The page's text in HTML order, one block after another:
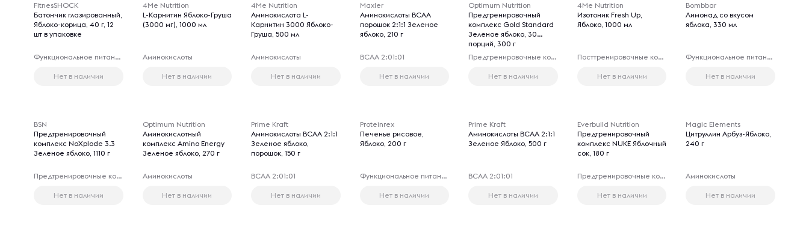
FitnesSHOCK
Батончик глазированный,
Яблоко-корица, 40 г, 12
шт в упаковке
Функциональное питание
Нет в наличии
4Me Nutrition
L-Карнитин Яблоко-Груша
(3000 мг), 1000 мл
Аминокислоты
Нет в наличии
4Me Nutrition
Аминокислота L-
Карнитин 3000 Яблоко-
Груша, 500 мл
Аминокислоты
Нет в наличии
Maxler
Аминокислоты BCAA
порошок 2:1:1 Зеленое
яблоко, 210 г
ВСАА 2:01:01
Нет в наличии
Optimum Nutrition
Предтренировочный
комплекс Gold Standard
Зеленое яблоко, 30
порций, 300 г
Предтренировочные комплексы
Нет в наличии
4Me Nutrition
Изотоник Fresh Up,
Яблоко, 1000 мл
Посттренировочные комплексы
Нет в наличии
Bombbar
Лимонад со вкусом
яблока, 330 мл
Функциональное питание
Нет в наличии
BSN
Предтренировочный
комплекс NoXplode 3.3
Зеленое яблоко, 1110 г
Предтренировочные комплексы
Нет в наличии
Optimum Nutrition
Аминокислотный
комплекс Amino Energy
Зеленое яблоко, 270 г
Аминокислоты
Нет в наличии
Prime Kraft
Аминокислоты BCAA 2:1:1
Зеленое яблоко,
порошок, 150 г
ВСАА 2:01:01
Нет в наличии
Proteinrex
Печенье рисовое,
Яблоко, 200 г
Функциональное питание
Нет в наличии
Prime Kraft
Аминокислоты BCAA 2:1:1
Зеленое Яблоко, 500 г
ВСАА 2:01:01
Нет в наличии
Everbuild Nutrition
Предтренировочный
комплекс NUKE Яблочный
сок, 180 г
Предтренировочные комплексы
Нет в наличии
Magic Elements
Цитруллин Арбуз-Яблоко,
240 г
Аминокислоты
Нет в наличии